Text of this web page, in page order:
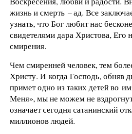
жизнь и смерть – ад. Все
узнать, что Бог любит нас
свидетелями дара Христова, Его
смирения.
Чем смиренней человек, тем
Христу. И когда Господь, обняв
примет одно из таких детей во
Меня», мы не можем не
означает сегодня сатанинский
миллионов людей.